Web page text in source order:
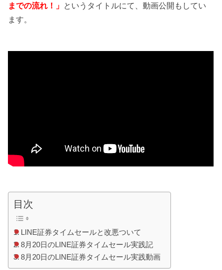
までの流れ！」 というタイトルにて、動画公開もしてい
ます。
目次
LINE証券タイムセールと改悪ついて
8月20日のLINE証券タイムセール実践記
8月20日のLINE証券タイムセール実践動画